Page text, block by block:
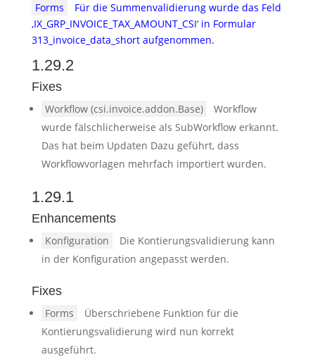
Forms
Für die Summenvalidierung wurde das Feld
‚IX_GRP_INVOICE_TAX_AMOUNT_CSI‘ in Formular
313_invoice_data_short aufgenommen.
1.29.2
Fixes
Workflow (csi.invoice.addon.Base)
Workflow
wurde fälschlicherweise als SubWorkflow erkannt.
Das hat beim Updaten Dazu geführt, dass
Workflowvorlagen mehrfach importiert wurden.
1.29.1
Enhancements
Konfiguration
Die Kontierungsvalidierung kann
in der Konfiguration angepasst werden.
Fixes
Forms
Überschriebene Funktion für die
Kontierungsvalidierung wird nun korrekt
ausgeführt.